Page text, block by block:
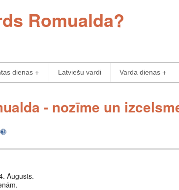
Romualda?
dienas Latviešu vardi Varda dienas
- nozīme un
Augusts.